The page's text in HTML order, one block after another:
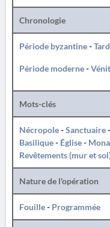
Chronologie
Période byzantine-
Période moderne-
Mots-clés
Nécropole-Sanctuaire-
Basilique- Église-
Revêtements (mur et
Nature de l'opération
Fouille- Programmée